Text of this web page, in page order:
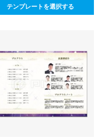
テンプレートを選択する